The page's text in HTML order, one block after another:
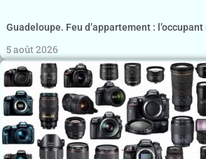
Guadeloupe. Feu d’appartement : l’occupant
5 août 2026